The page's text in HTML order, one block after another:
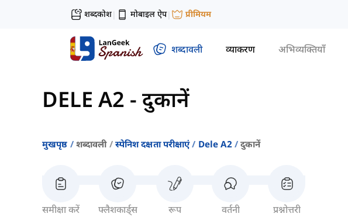
शब्दकोश| मोबाइल ऐप| प्रीमियम
शब्दावली व्याकरण अभिव्यक्तियाँ
DELE A2 - दुकानें
मुखपृष्ठ शब्दावली स्पेनिश दक्षता परीक्षाएं Dele A2 दुकानें
समीक्षा करें फ्लैशकार्ड्स रूप वर्तनी प्रश्नोत्तरी